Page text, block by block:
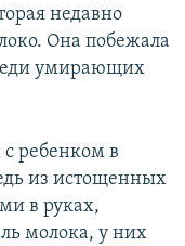
недавно
Она побежала
умирающих
ребенком в
из истощенных
в руках,
молока, у них